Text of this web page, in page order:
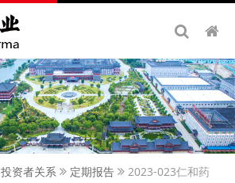
投资者关系 定期报告
2023-023仁和药